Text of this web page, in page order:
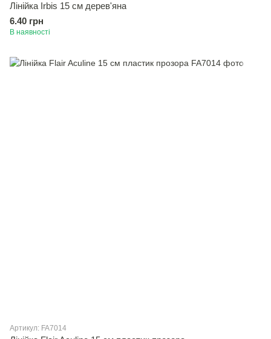
Лінійка Irbis 15 см дерев'яна
6.40 грн
В наявності
Артикул: FA7014